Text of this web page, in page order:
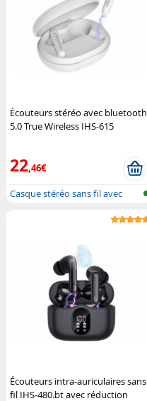
Écouteurs stéréo avec bluetooth
5.0 True Wireless IHS-615
22,46€
Casque stéréo sans fil avec
Écouteurs intra-auriculaires sans
fil IHS-480.bt avec réduction